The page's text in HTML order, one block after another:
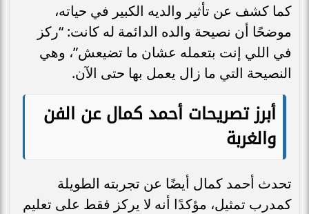
كما كشف عن تأثير والديه الكبير في حياته،
موضحًا أن نصيحة والده الدائمة له كانت: “ركز
في اللي إنت بتعمله عشان ما تضيعش”، وهي
النصيحة التي ما زال يعمل بها حتى الآن.
أبرز تصريحات أحمد كمال عن الفن
والغربة
تحدث أحمد كمال أيضًا عن تجربته الطويلة
كمدرب تمثيل، مؤكدًا أنه لا يركز فقط على تعليم